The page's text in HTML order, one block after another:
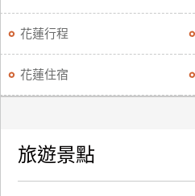
花蓮行程
花蓮住宿
旅遊景點